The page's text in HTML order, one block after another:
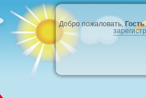
Добро пожаловать,Гость